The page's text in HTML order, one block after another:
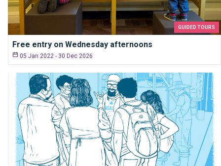
GUIDED TOURS
Free entry on Wednesday afternoons
05 Jan 2022 - 30 Dec 2026